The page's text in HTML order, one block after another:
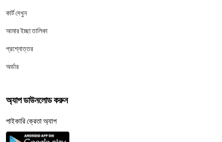
কার্ট দেখুন
আমার ইচ্ছা তালিকা
প্রশ্নোত্তর
অর্ডার
অ্যাপ ডাউনলোড করুন
পাইকারি ক্রেতা অ্যাপ